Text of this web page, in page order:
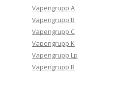
Vapengrupp A
Vapengrupp B
Vapengrupp C
Vapengrupp K
Vapengrupp Lp
Vapengrupp R